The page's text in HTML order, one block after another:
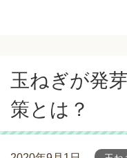
玉ねぎが発
策とは？